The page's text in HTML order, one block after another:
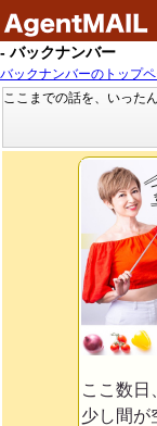
- バックナンバー
バックナンバーのトップ
ここまでの話を、いった
ここ数日、
少し間が